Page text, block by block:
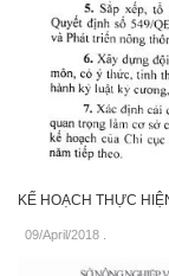
KẾ HOẠCH THỰC
09/April/2018